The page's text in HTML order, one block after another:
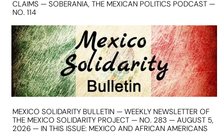
CLAIMS — SOBERANIA, THE MEXICAN POLITICS PODCAST —
NO. 114
MEXICO SOLIDARITY BULLETIN — WEEKLY NEWSLETTER OF
THE MEXICO SOLIDARITY PROJECT — NO. 283 — AUGUST 5,
2026 — IN THIS ISSUE: MEXICO AND AFRICAN AMERICANS